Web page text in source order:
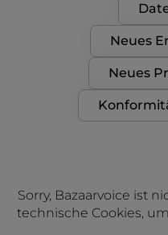
Neues
Neues
Sorry, Bazaarvoice ist
technische Cookies,